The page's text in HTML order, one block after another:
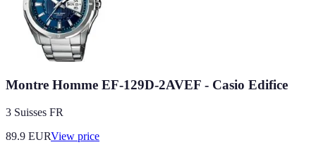
Montre Homme EF-129D-2AVEF - Casio Edifice
3 Suisses FR
89.9 EURView price